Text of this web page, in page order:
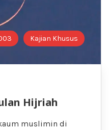
Kajian Khusus
Hijriah
muslimin di